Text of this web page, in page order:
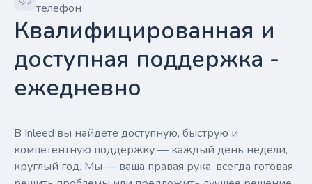
телефон
Квалифицированная и
доступная поддержка -
ежедневно
В Inleed вы найдете доступную, быструю и
компетентную поддержку — каждый день недели,
круглый год. Мы — ваша правая рука, всегда готовая